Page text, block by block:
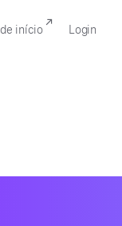
início Login